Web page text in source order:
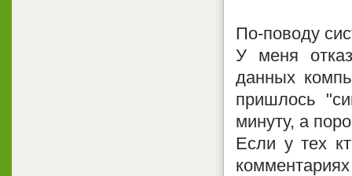
По-поводу
У меня
данных
пришлось
минуту, а
Если у тех